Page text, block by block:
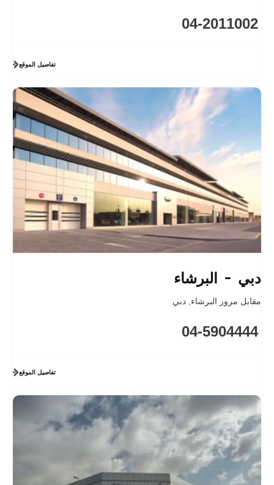
04-2011002
تفاصيل الموقع
دبي - البرشاء
مقابل مرور البرشاء دبي
04-5904444
تفاصيل الموقع